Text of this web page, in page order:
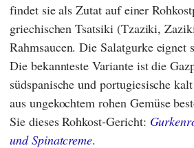
findet sie als Zutat auf einer
griechischen Tsatsiki (Tzaziki,
Rahmsaucen. Die Salatgurke eignet
Die bekannteste Variante ist die
südspanische und portugiesische
aus ungekochtem rohen Gemüse
Sie dieses Rohkost-Gericht:
und Spinatcreme.